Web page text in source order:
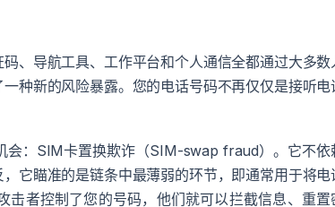
、导航工具、工作平台和个人通信全都通过大多数
种新的风险暴露。您的电话号码不再仅仅是接听电
会：SIM卡置换欺诈（SIM-swap fraud）。它不依
它瞄准的是链条中最薄弱的环节，即通常用于将电
者控制了您的号码，他们就可以拦截信息、重置